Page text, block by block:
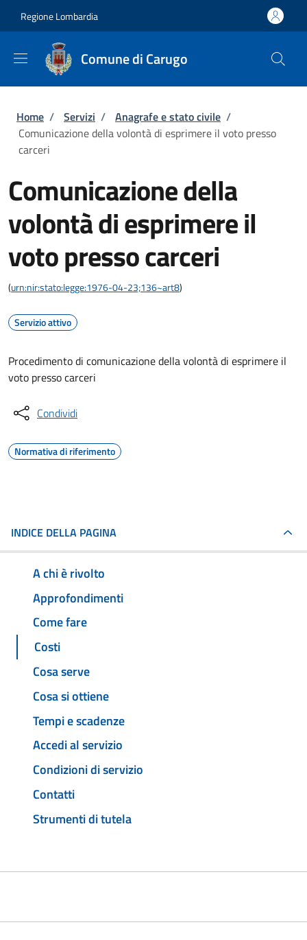
Regione Lombardia
Comune di Carugo
Briciole di pane
Home / Servizi / Anagrafe e stato civile /
Comunicazione della volontà di esprimere il voto presso
carceri
Comunicazione della
volontà di esprimere il
voto presso carceri
(urn:nir:stato:legge:1976-04-23;136~art8)
Servizio attivo
Procedimento di comunicazione della volontà di esprimere il
voto presso carceri
Condividi
Normativa di riferimento
INDICE DELLA PAGINA
A chi è rivolto
Approfondimenti
Come fare
Costi
Cosa serve
Cosa si ottiene
Tempi e scadenze
Accedi al servizio
Condizioni di servizio
Contatti
Strumenti di tutela